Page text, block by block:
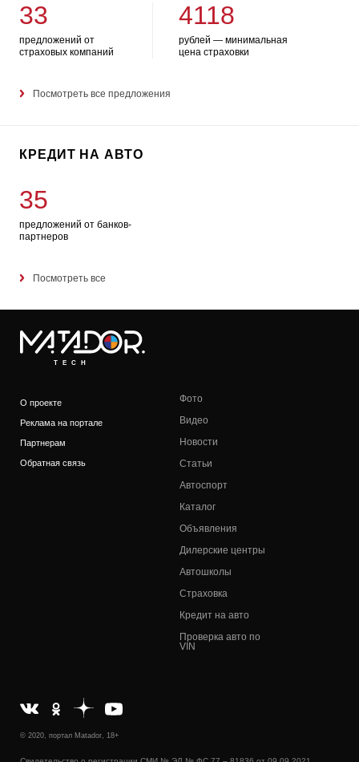
33
предложений от
страховых компаний
4118
рублей — минимальная
цена страховки
Посмотреть все предложения
КРЕДИТ НА АВТО
35
предложений от банков-
партнеров
Посмотреть все
TECH
О проекте
Реклама на портале
Партнерам
Обратная связь
Фото
Видео
Новости
Статьи
Автоспорт
Каталог
Объявления
Дилерские центры
Автошколы
Страховка
Кредит на авто
Проверка авто по
VIN
© 2020, портал Matador, 18+